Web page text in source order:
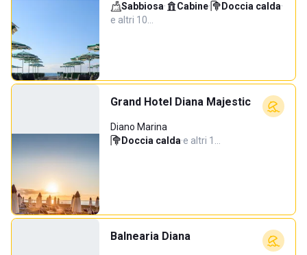
Sabbiosa· Cabine· Doccia calda·
e altri 10…
Grand Hotel Diana Majestic
Diano Marina
Doccia calda·e altri 1…
Balnearia Diana